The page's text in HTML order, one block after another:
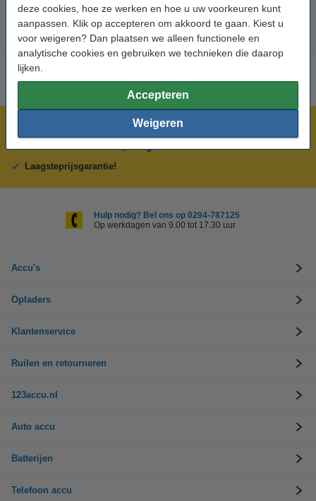
deze cookies, hoe ze werken en hoe u uw voorkeuren kunt
aanpassen. Klik op accepteren om akkoord te gaan. Kiest u
voor weigeren? Dan plaatsen we alleen functionele en
analytische cookies en gebruiken we technieken die daarop
lijken.
Accepteren
Weigeren
Meer dan 5 miljoen klanten!
Voor 23.59 uur besteld, morgen in huis!
Laagsteprijsgarantie!
Hulp nodig? Bel ons op 0294-787125
Op werkdagen van 9.00 tot 17.30 uur
Accu's
Opladers
Klantenservice
Ruilen en retourneren
123accu.nl
Auto accu
Batterijen
Telefoon accu